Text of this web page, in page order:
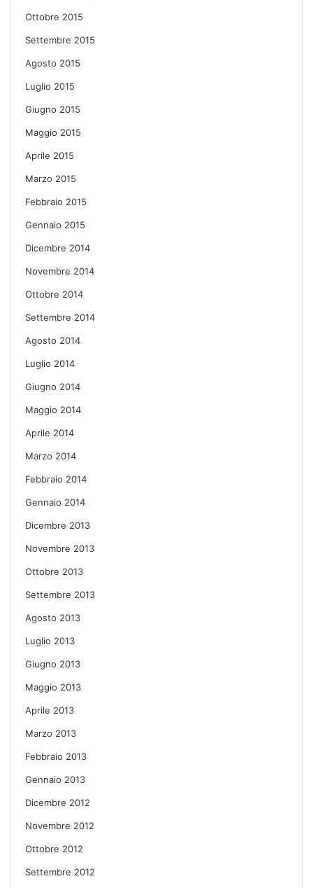
Ottobre 2015
Settembre 2015
Agosto 2015
Luglio 2015
Giugno 2015
Maggio 2015
Aprile 2015
Marzo 2015
Febbraio 2015
Gennaio 2015
Dicembre 2014
Novembre 2014
Ottobre 2014
Settembre 2014
Agosto 2014
Luglio 2014
Giugno 2014
Maggio 2014
Aprile 2014
Marzo 2014
Febbraio 2014
Gennaio 2014
Dicembre 2013
Novembre 2013
Ottobre 2013
Settembre 2013
Agosto 2013
Luglio 2013
Giugno 2013
Maggio 2013
Aprile 2013
Marzo 2013
Febbraio 2013
Gennaio 2013
Dicembre 2012
Novembre 2012
Ottobre 2012
Settembre 2012